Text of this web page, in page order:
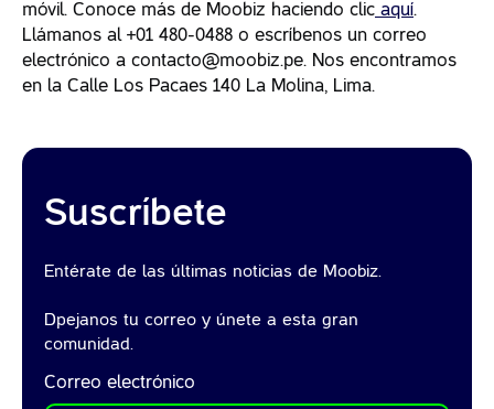
Suscríbete
Entérate de las últimas noticias de Moobiz.
Dpejanos tu correo y únete a esta gran
comunidad.
Correo electrónico
móvil. Conoce más de Moobiz haciendo clic aquí.
Llámanos al +01 480-0488 o escríbenos un correo
electrónico a contacto@moobiz.pe. Nos encontramos
en la Calle Los Pacaes 140 La Molina, Lima.